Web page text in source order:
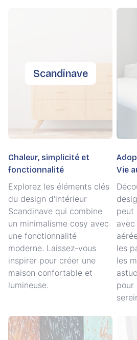
Scandinave
Chaleur, simplicité et
fonctionnalité
Explorez les éléments clés
du design d'intérieur
Scandinave qui combine
un minimalisme cosy avec
une fonctionnalité
moderne. Laissez-vous
inspirer pour créer une
maison confortable et
lumineuse.
Vie
peut
les
les
pour